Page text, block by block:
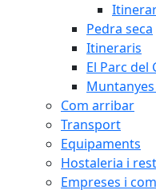
Pedra seca
Itineraris
El Parc del
Com arribar
Transport
Equipaments
Hostaleria i
Empreses i